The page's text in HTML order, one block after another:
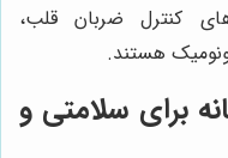
کنترل ضربان قلب،
هستند.
برای سلامتی و